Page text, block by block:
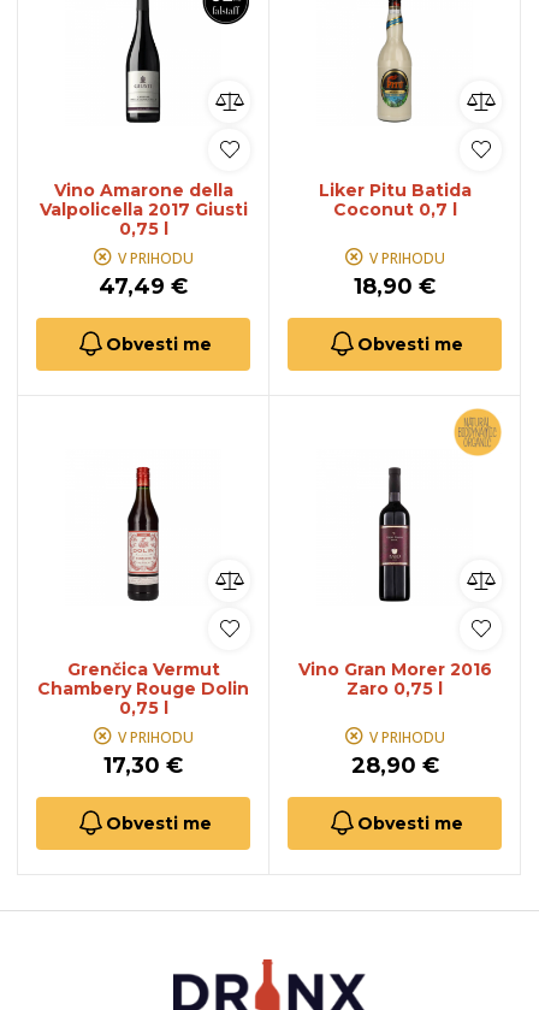
Vino Amarone della
Valpolicella 2017 Giusti
0,75 l
V PRIHODU
47,49 €
Obvesti me
Liker Pitu Batida
Coconut 0,7 l
V PRIHODU
18,90 €
Obvesti me
Grenčica Vermut
Chambery Rouge Dolin
0,75 l
V PRIHODU
17,30 €
Obvesti me
Vino Gran Morer 2016
Zaro 0,75 l
V PRIHODU
28,90 €
Obvesti me